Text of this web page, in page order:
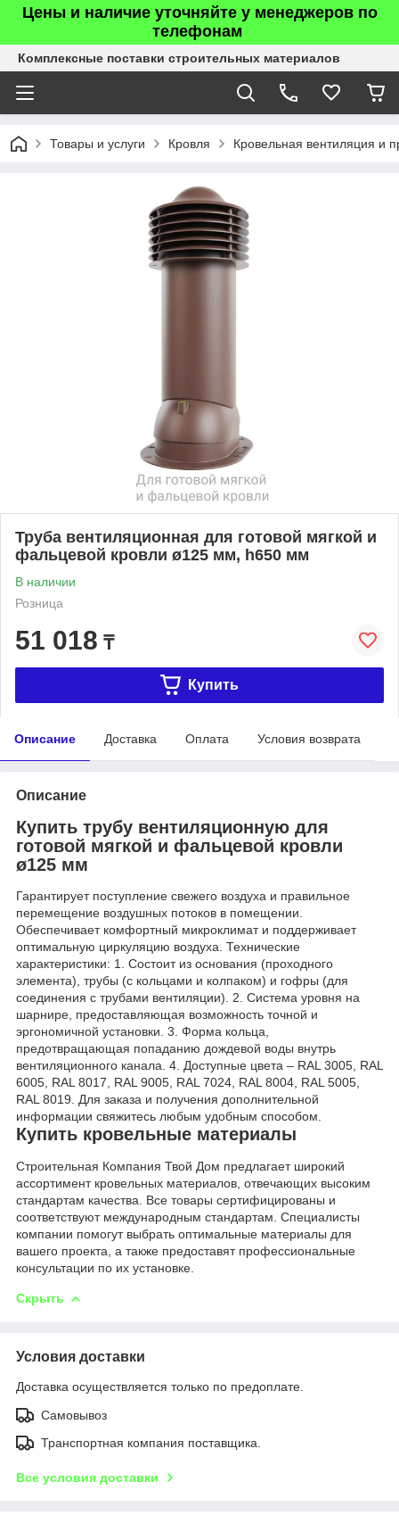
Цены и наличие уточняйте у менеджеров по
телефонам
Комплексные поставки строительных материалов
Товары и услуги Кровля Кровельная вентиляция и
Труба вентиляционная для готовой мягкой и
фальцевой кровли ø125 мм, h650 мм
В наличии
Розница
51 018 ₸
Купить
Описание Доставка Оплата Условия возврата
Описание
Купить трубу вентиляционную для
готовой мягкой и фальцевой кровли
ø125 мм
Гарантирует поступление свежего воздуха и правильное
перемещение воздушных потоков в помещении.
Обеспечивает комфортный микроклимат и поддерживает
оптимальную циркуляцию воздуха. Технические
характеристики: 1. Состоит из основания (проходного
элемента), трубы (с кольцами и колпаком) и гофры (для
соединения с трубами вентиляции). 2. Система уровня на
шарнире, предоставляющая возможность точной и
эргономичной установки. 3. Форма кольца,
предотвращающая попаданию дождевой воды внутрь
вентиляционного канала. 4. Доступные цвета – RAL 3005, RAL
6005, RAL 8017, RAL 9005, RAL 7024, RAL 8004, RAL 5005,
RAL 8019. Для заказа и получения дополнительной
информации свяжитесь любым удобным способом.
Купить кровельные материалы
Строительная Компания Твой Дом предлагает широкий
ассортимент кровельных материалов, отвечающих высоким
стандартам качества. Все товары сертифицированы и
соответствуют международным стандартам. Специалисты
компании помогут выбрать оптимальные материалы для
вашего проекта, а также предоставят профессиональные
консультации по их установке.
Скрыть
Условия доставки
Доставка осуществляется только по предоплате.
Самовывоз
Транспортная компания поставщика.
Все условия доставки